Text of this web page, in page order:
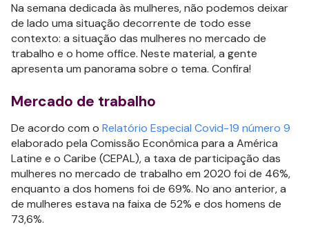
Na semana dedicada às mulheres, não podemos deixar
de lado uma situação decorrente de todo esse
contexto: a situação das mulheres no mercado de
trabalho e o home office. Neste material, a gente
apresenta um panorama sobre o tema. Confira!
Mercado de trabalho
De acordo com o Relatório Especial Covid-19 número 9
elaborado pela Comissão Econômica para a América
Latine e o Caribe (CEPAL), a taxa de participação das
mulheres no mercado de trabalho em 2020 foi de 46%,
enquanto a dos homens foi de 69%. No ano anterior, a
de mulheres estava na faixa de 52% e dos homens de
73,6%.